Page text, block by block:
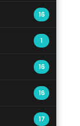
16
1
16
16
17